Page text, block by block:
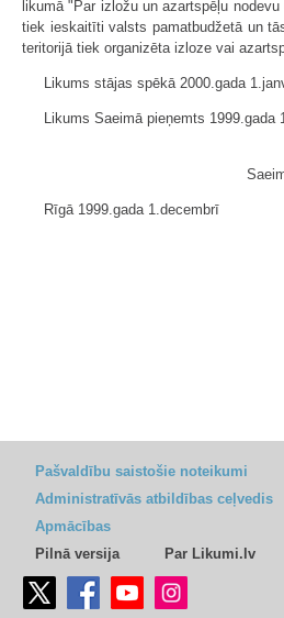
likumā "Par izložu un azartspēļu
tiek ieskaitīti valsts pamatbudžetā un
teritorijā tiek organizēta izloze vai
Likums stājas spēkā 2000.gada
Likums Saeimā pieņemts 1999.gada
Rīgā 1999.gada 1.decembrī
Pašvaldību saistošie noteikumi
Administratīvās atbildības ceļvedis
Apmācības
Pilnā versija
Par Likumi.lv